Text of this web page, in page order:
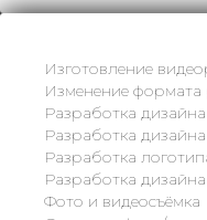
Изготовление
Изменение формата
Разработка
Разработка
Разработка
Разработка
Фото и видеосъёмка